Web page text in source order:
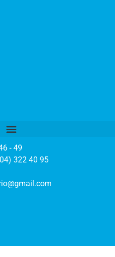
- 49
322 40 95